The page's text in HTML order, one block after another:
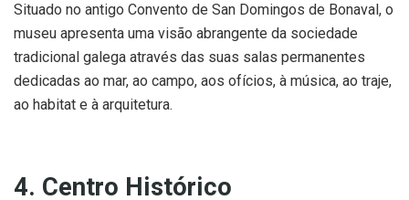
Situado no antigo Convento de San Domingos de Bonaval, o
museu apresenta uma visão abrangente da sociedade
tradicional galega através das suas salas permanentes
dedicadas ao mar, ao campo, aos ofícios, à música, ao traje,
ao habitat e à arquitetura.
4. Centro Histórico